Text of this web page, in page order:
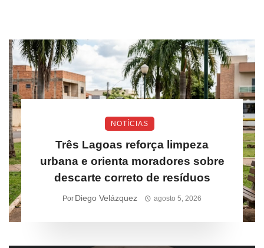
NOTÍCIAS
Três Lagoas reforça limpeza
urbana e orienta moradores sobre
descarte correto de resíduos
Por Diego Velázquez agosto 5, 2026